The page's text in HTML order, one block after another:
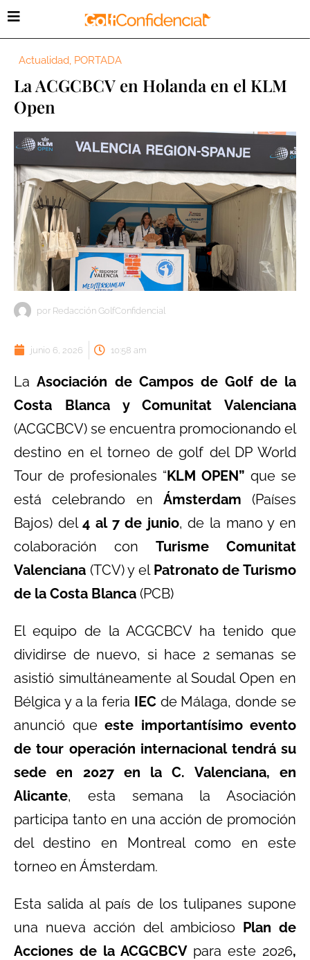
Actualidad, PORTADA
La ACGCBCV en Holanda en el KLM
Open
por Redacción GolfConfidencial
junio 6, 2026 10:58 am
LaAsociación de Campos de Golf de la
Costa Blanca y Comunitat Valenciana
(ACGCBCV) se encuentra promocionando el
destino en el torneo de golf del DP World
Tour de profesionales “KLM OPEN” que se
está celebrando en Ámsterdam (Países
Bajos) del4 al 7 de junio, de la mano y en
colaboración con Turisme Comunitat
Valenciana (TCV) y el Patronato de Turismo
de la Costa Blanca (PCB)
El equipo de la ACGCBCV ha tenido que
dividirse de nuevo, si hace 2 semanas se
asistió simultáneamente al Soudal Open en
Bélgica y a la feria IEC de Málaga, donde se
anunció que este importantísimo evento
de tour operación internacional tendrá su
sede en 2027 en la C. Valenciana, en
Alicante, esta semana la Asociación
participa tanto en una acción de promoción
del destino en Montreal como en este
torneo en Ámsterdam.
Esta salida al país de los tulipanes supone
una nueva acción del ambicioso Plan de
Acciones de la ACGCBCV para este 2026,